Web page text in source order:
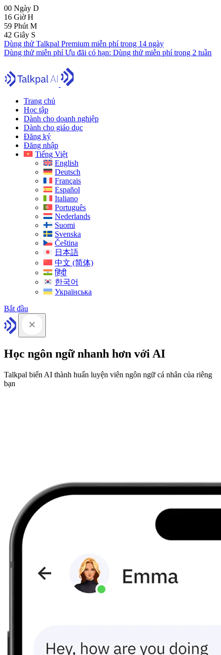
00 Ngày D
16 GiờH
59 Phút M
41 Giây S
Dùng thử Talkpal Premium miễn phí trong 14 ngày
Dùng thử miễn phíƯu đãi có hạn: Dùng thử miễn phí trong 2 tuần
Trang chủ
Học tập
Dành cho doanh nghiệp
Dành cho giáo dục
Đăng ký
Đăng nhập
Tiếng Việt
English
Deutsch
Français
Español
Italiano
Português
Nederlands
Suomi
Svenska
Čeština
日本語
中文 (简体)
हिंदी
한국어
Українська
Bắt đầu
Học ngôn ngữ nhanh hơn với AI
Talkpal biến AI thành huấn luyện viên ngôn ngữ cá nhân của riêng
bạn